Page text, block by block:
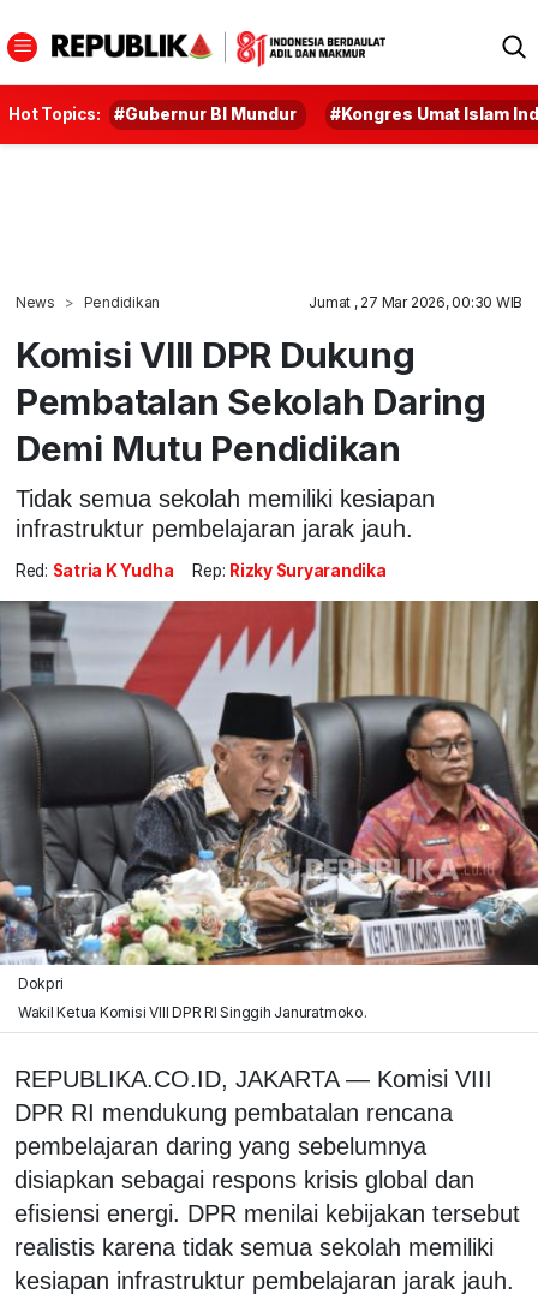
Hot Topics: #Gubernur BI Mundur #Kongres Umat Islam
News Pendidikan Jumat , 27 Mar 2026, 00:30 WIB
Komisi VIII DPR Dukung
Pembatalan Sekolah Daring
Demi Mutu Pendidikan
Tidak semua sekolah memiliki kesiapan
infrastruktur pembelajaran jarak jauh.
Red: Satria K Yudha Rep: Rizky Suryarandika
Dokpri
Wakil Ketua Komisi VIII DPR RI Singgih Januratmoko.
REPUBLIKA.CO.ID, JAKARTA — Komisi VIII
DPR RI mendukung pembatalan rencana
pembelajaran daring yang sebelumnya
disiapkan sebagai respons krisis global dan
efisiensi energi. DPR menilai kebijakan tersebut
realistis karena tidak semua sekolah memiliki
kesiapan infrastruktur pembelajaran jarak jauh.